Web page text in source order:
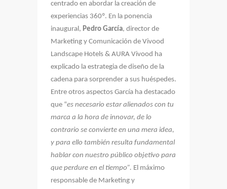
centrado en abordar la creación de
experiencias 360º. En la ponencia
inaugural, Pedro García, director de
Marketing y Comunicación de Vivood
Landscape Hotels & AURA Vivood ha
explicado la estrategia de diseño de la
cadena para sorprender a sus huéspedes.
Entre otros aspectos García ha destacado
que “es necesario estar alienados con tu
marca a la hora de innovar, de lo
contrario se convierte en una mera idea,
y para ello también resulta fundamental
hablar con nuestro público objetivo para
que perdure en el tiempo”. El máximo
responsable de Marketing y